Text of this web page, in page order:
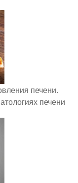
печени.
печени